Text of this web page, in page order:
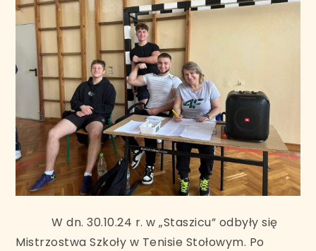
W dn. 30.10.24 r. w „Staszicu” odbyły się
Mistrzostwa Szkoły w Tenisie Stołowym. Po